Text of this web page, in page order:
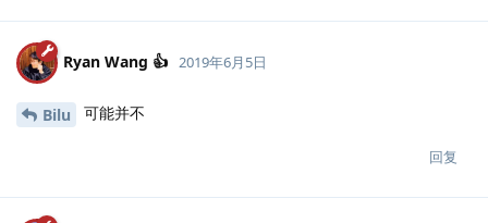
Ryan Wang 👍 2019年6月5日
Bilu 可能并不
回复